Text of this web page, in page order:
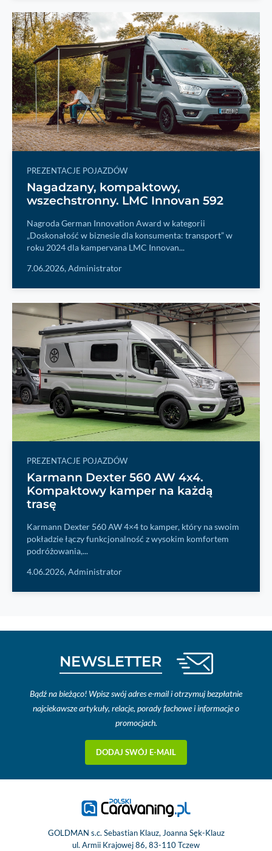
PREZENTACJE POJAZDÓW
Nagadzany, kompaktowy,
wszechstronny. LMC Innovan 592
Nagroda German Innovation Award w kategorii
„Doskonałość w biznesie dla konsumenta: transport” w
roku 2024 dla kampervana LMC Innovan...
7.06.2026,Administrator
PREZENTACJE POJAZDÓW
Karmann Dexter 560 AW 4x4.
Kompaktowy kamper na każdą
trasę
Karmann Dexter 560 AW 4×4 to kamper, który na swoim
pokładzie łączy funkcjonalność z wysokim komfortem
podróżowania,...
4.06.2026,Administrator
NEWSLETTER
Bądź na bieżąco! Wpisz swój adres e-mail i otrzymuj bezpłatnie
najciekawsze artykuły, relacje, porady fachowe i informacje o
promocjach.
DODAJ SWÓJ E-MAIL
GOLDMAN s.c. Sebastian Klauz, Joanna Sęk-Klauz
ul. Armii Krajowej 86, 83-110 Tczew